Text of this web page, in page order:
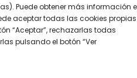
Puede obtener más información
aceptar todas las cookies
“Aceptar”, rechazarlas todas
pulsando el botón “Ver